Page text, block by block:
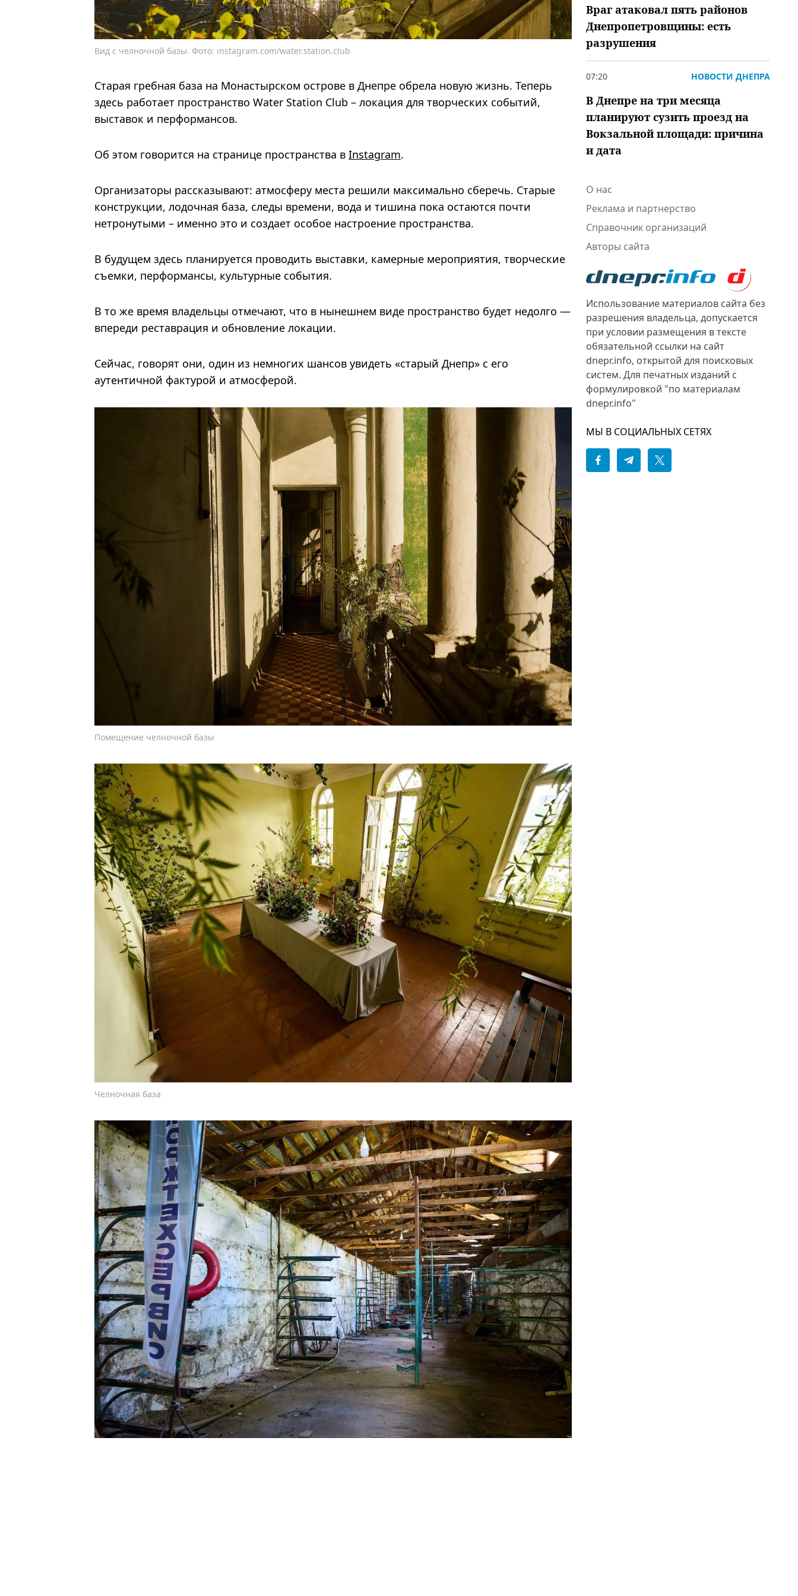
Вид с челночной базы. Фото: instagram.com/water.station.club
Старая гребная база на Монастырском острове в Днепре обрела новую жизнь. Теперь
здесь работает пространство Water Station Club – локация для творческих событий,
выставок и перформансов.
Об этом говорится на странице пространства в Instagram.
Организаторы рассказывают: атмосферу места решили максимально сберечь. Старые
конструкции, лодочная база, следы времени, вода и тишина пока остаются почти
нетронутыми – именно это и создает особое настроение пространства.
В будущем здесь планируется проводить выставки, камерные мероприятия, творческие
съемки, перформансы, культурные события.
В то же время владельцы отмечают, что в нынешнем виде пространство будет недолго —
впереди реставрация и обновление локации.
Сейчас, говорят они, один из немногих шансов увидеть «старый Днепр» с его
аутентичной фактурой и атмосферой.
Помещение челночной базы
Челночная база
Враг атаковал пять районов
Днепропетровщины: есть
разрушения
07:20 НОВОСТИ ДНЕПРА
В Днепре на три месяца
планируют сузить проезд на
Вокзальной площади: причина
и дата
О нас
Реклама и партнерство
Справочник организаций
Авторы сайта
Использование материалов сайта без
разрешения владельца, допускается
при условии размещения в тексте
обязательной ссылки на сайт
dnepr.info, открытой для поисковых
систем. Для печатных изданий с
формулировкой "по материалам
dnepr.info"
МЫ В СОЦИАЛЬНЫХ СЕТЯХ